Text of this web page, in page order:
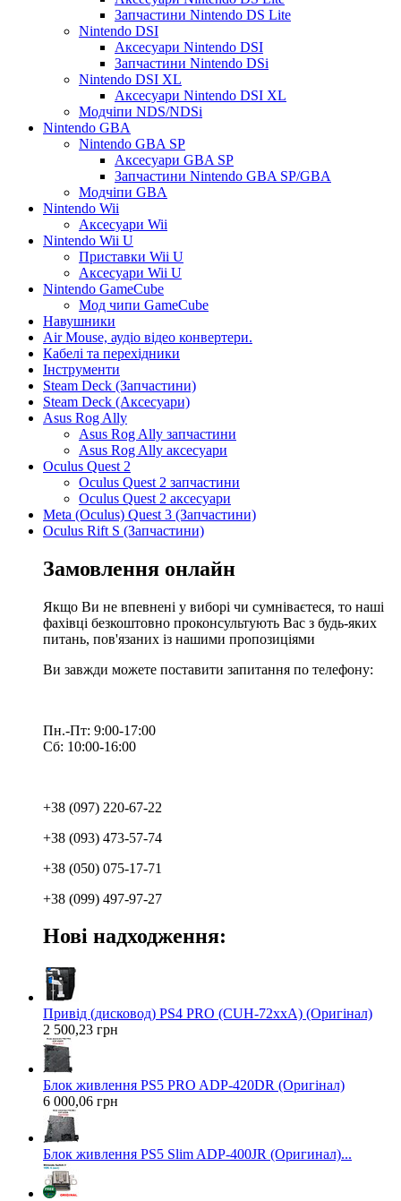
Запчастини Nintendo DS Lite
Nintendo DSI
Аксесуари Nintendo DSI
Запчастини Nintendo DSi
Nintendo DSI XL
Аксесуари Nintendo DSI XL
Модчіпи NDS/NDSi
Nintendo GBA
Nintendo GBA SP
Аксесуари GBA SP
Запчастини Nintendo GBA SP/GBA
Модчіпи GBA
Nintendo Wii
Аксесуари Wii
Nintendo Wii U
Приставки Wii U
Аксесуари Wii U
Nintendo GameCube
Мод чипи GameCube
Навушники
Air Mouse, аудіо відео конвертери.
Кабелі та перехідники
Інструменти
Steam Deck (Запчастини)
Steam Deck (Аксесуари)
Asus Rog Ally
Asus Rog Ally запчастини
Asus Rog Ally аксесуари
Oculus Quest 2
Oculus Quest 2 запчастини
Oculus Quest 2 аксесуари
Meta (Oculus) Quest 3 (Запчастини)
Oculus Rift S (Запчастини)
Замовлення онлайн
Якщо Ви не впевнені у виборі чи сумніваєтеся, то наші
фахівці безкоштовно проконсультують Вас з будь-яких
питань, пов'язаних із нашими пропозиціями
Ви завжди можете поставити запитання по телефону:
Пн.-Пт: 9:00-17:00
Сб: 10:00-16:00
+38 (097) 220-67-22
+38 (093) 473-57-74
+38 (050) 075-17-71
+38 (099) 497-97-27
Нові надходження:
Привід (дисковод) PS4 PRO (CUH-72xxA) (Оригінал)
2 500,23 грн
Блок живлення PS5 PRO ADP-420DR (Оригінал)
6 000,06 грн
Блок живлення PS5 Slim ADP-400JR (Оригинал)...